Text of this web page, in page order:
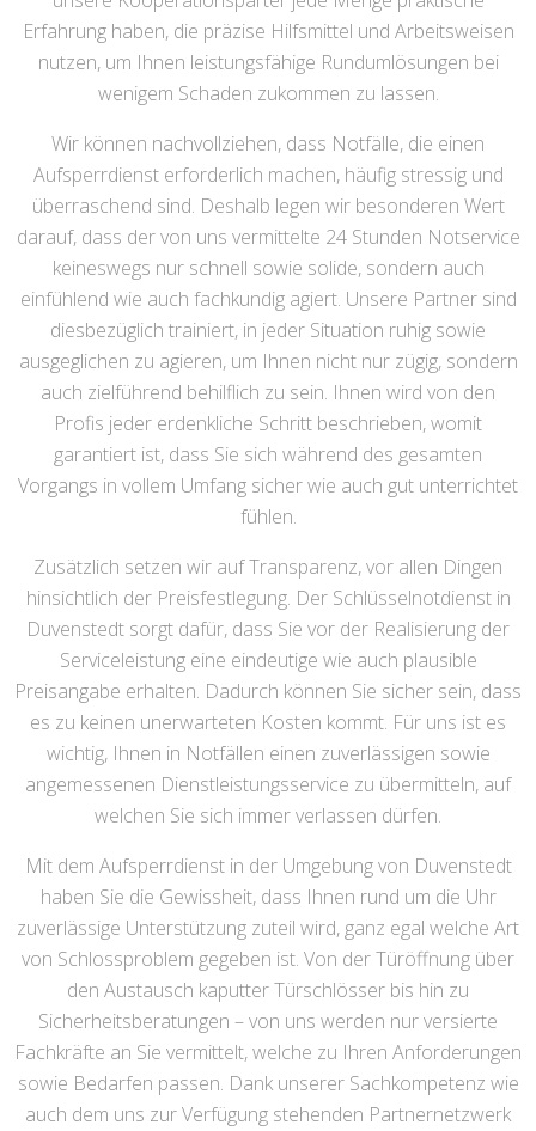
Erfahrung haben, die präzise Hilfsmittel und Arbeitsweisen
nutzen, um Ihnen leistungsfähige Rundumlösungen bei
wenigem Schaden zukommen zu lassen.
Wir können nachvollziehen, dass Notfälle, die einen
Aufsperrdienst erforderlich machen, häufig stressig und
überraschend sind. Deshalb legen wir besonderen Wert
darauf, dass der von uns vermittelte 24 Stunden Notservice
keineswegs nur schnell sowie solide, sondern auch
einfühlend wie auch fachkundig agiert. Unsere Partner sind
diesbezüglich trainiert, in jeder Situation ruhig sowie
ausgeglichen zu agieren, um Ihnen nicht nur zügig, sondern
auch zielführend behilflich zu sein. Ihnen wird von den
Profis jeder erdenkliche Schritt beschrieben, womit
garantiert ist, dass Sie sich während des gesamten
Vorgangs in vollem Umfang sicher wie auch gut unterrichtet
fühlen.
Zusätzlich setzen wir auf Transparenz, vor allen Dingen
hinsichtlich der Preisfestlegung. Der Schlüsselnotdienst in
Duvenstedt sorgt dafür, dass Sie vor der Realisierung der
Serviceleistung eine eindeutige wie auch plausible
Preisangabe erhalten. Dadurch können Sie sicher sein, dass
es zu keinen unerwarteten Kosten kommt. Für uns ist es
wichtig, Ihnen in Notfällen einen zuverlässigen sowie
angemessenen Dienstleistungsservice zu übermitteln, auf
welchen Sie sich immer verlassen dürfen.
Mit dem Aufsperrdienst in der Umgebung von Duvenstedt
haben Sie die Gewissheit, dass Ihnen rund um die Uhr
zuverlässige Unterstützung zuteil wird, ganz egal welche Art
von Schlossproblem gegeben ist. Von der Türöffnung über
den Austausch kaputter Türschlösser bis hin zu
Sicherheitsberatungen – von uns werden nur versierte
Fachkräfte an Sie vermittelt, welche zu Ihren Anforderungen
sowie Bedarfen passen. Dank unserer Sachkompetenz wie
auch dem uns zur Verfügung stehenden Partnernetzwerk